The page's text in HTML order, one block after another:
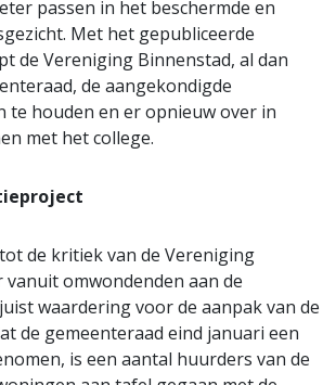
passen in het beschermde en
Met het gepubliceerde
de Vereniging Binnenstad, al dan
de aangekondigde
te houden en er opnieuw over in
met het college.
de kritiek van de Vereniging
vanuit omwondenden aan de
waardering voor de aanpak van de
de gemeenteraad eind januari een
is een aantal huurders van de